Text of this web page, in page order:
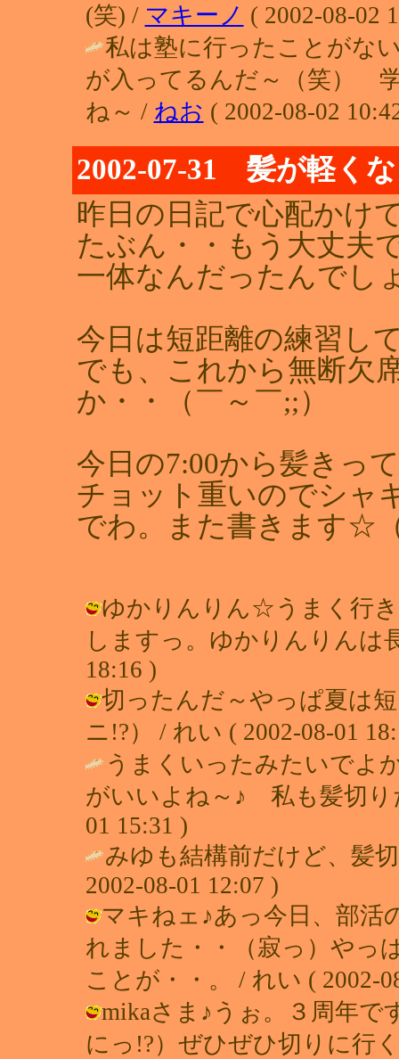
(笑) / マキーノ ( 2002-08-02
私は塾に行ったことがな
が入ってるんだ～（笑）
ね～ / ねお ( 2002-08-02
2002-07-31 髪が軽く
昨日の日記で心配かけ
たぶん・・もう大丈夫
一体なんだったんでし
今日は短距離の練習し
でも、これから無断欠
か・・（￣～￣;;）
今日の7:00から髪きっ
チョット重いのでシャ
でわ。また書きます☆
ゆかりんりん☆うまく行
しますっ。ゆかりんりんは
18:16 )
切ったんだ～やっぱ夏は
ニ!?） / れい ( 2002-08-01
うまくいったみたいでよ
がいいよね～♪ 私も髪切
01 15:31 )
みゆも結構前だけど、髪
2002-08-01 12:07 )
マキねェ♪あっ今日、部活
れました・・（寂っ）やっ
ことが・・。 / れい ( 2002-
mikaさま♪うぉ。３周年で
にっ!?）ぜひぜひ切りに行